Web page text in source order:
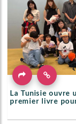
La Tunisie ouvre
premier livre